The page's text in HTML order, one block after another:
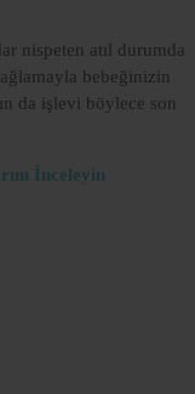
nispeten atıl durumda
bebeğinizin
da işlevi böylece son
İnceleyin